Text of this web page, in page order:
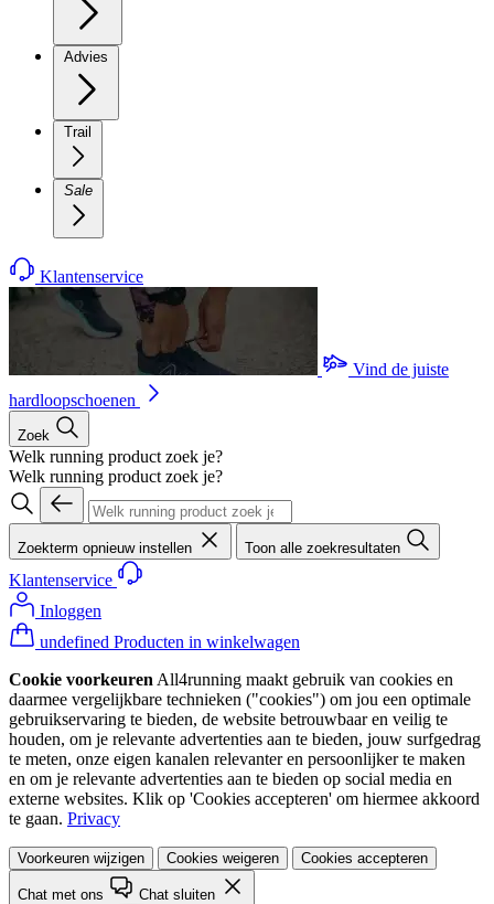
Advies
Trail
Sale
Klantenservice
Vind de juiste
hardloopschoenen
Zoek
Welk running product zoek je?
Welk running product zoek je?
Zoekterm opnieuw instellen Toon alle zoekresultaten
Klantenservice
Inloggen
undefined Producten in winkelwagen
Cookie voorkeuren All4running maakt gebruik van cookies en
daarmee vergelijkbare technieken ("cookies") om jou een optimale
gebruikservaring te bieden, de website betrouwbaar en veilig te
houden, om je relevante advertenties aan te bieden, jouw surfgedrag
te meten, onze eigen kanalen relevanter en persoonlijker te maken
en om je relevante advertenties aan te bieden op social media en
externe websites. Klik op 'Cookies accepteren' om hiermee akkoord
te gaan. Privacy
Voorkeuren wijzigen Cookies weigeren Cookies accepteren
Chat met ons Chat sluiten